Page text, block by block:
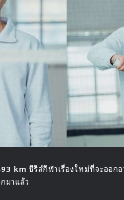
km ซีรีส์กีฬาเรื่องใหม่ที่จะออก
มาแล้ว